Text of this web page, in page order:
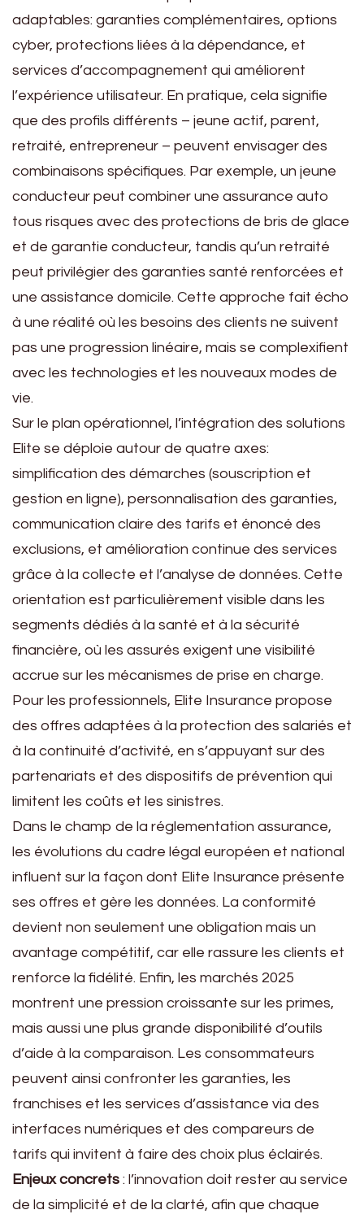
adaptables: garanties complémentaires, options
cyber, protections liées à la dépendance, et
services d’accompagnement qui améliorent
l’expérience utilisateur. En pratique, cela signifie
que des profils différents – jeune actif, parent,
retraité, entrepreneur – peuvent envisager des
combinaisons spécifiques. Par exemple, un jeune
conducteur peut combiner une assurance auto
tous risques avec des protections de bris de glace
et de garantie conducteur, tandis qu’un retraité
peut privilégier des garanties santé renforcées et
une assistance domicile. Cette approche fait écho
à une réalité où les besoins des clients ne suivent
pas une progression linéaire, mais se complexifient
avec les technologies et les nouveaux modes de
vie.
Sur le plan opérationnel, l’intégration des solutions
Elite se déploie autour de quatre axes:
simplification des démarches (souscription et
gestion en ligne), personnalisation des garanties,
communication claire des tarifs et énoncé des
exclusions, et amélioration continue des services
grâce à la collecte et l’analyse de données. Cette
orientation est particulièrement visible dans les
segments dédiés à la santé et à la sécurité
financière, où les assurés exigent une visibilité
accrue sur les mécanismes de prise en charge.
Pour les professionnels, Elite Insurance propose
des offres adaptées à la protection des salariés et
à la continuité d’activité, en s’appuyant sur des
partenariats et des dispositifs de prévention qui
limitent les coûts et les sinistres.
Dans le champ de la réglementation assurance,
les évolutions du cadre légal européen et national
influent sur la façon dont Elite Insurance présente
ses offres et gère les données. La conformité
devient non seulement une obligation mais un
avantage compétitif, car elle rassure les clients et
renforce la fidélité. Enfin, les marchés 2025
montrent une pression croissante sur les primes,
mais aussi une plus grande disponibilité d’outils
d’aide à la comparaison. Les consommateurs
peuvent ainsi confronter les garanties, les
franchises et les services d’assistance via des
interfaces numériques et des compareurs de
tarifs qui invitent à faire des choix plus éclairés.
Enjeux concrets : l’innovation doit rester au service
de la simplicité et de la clarté, afin que chaque